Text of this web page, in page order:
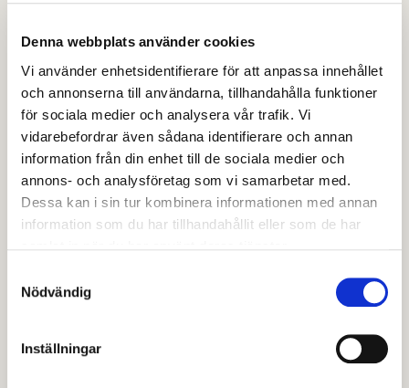
Denna webbplats använder cookies
Vi använder enhetsidentifierare för att anpassa innehållet
och annonserna till användarna, tillhandahålla funktioner
för sociala medier och analysera vår trafik. Vi
vidarebefordrar även sådana identifierare och annan
information från din enhet till de sociala medier och
annons- och analysföretag som vi samarbetar med.
Dessa kan i sin tur kombinera informationen med annan
information som du har tillhandahållit eller som de har
Nödvändig
Inställningar
På badhussidan finns en stor kulle byggd för lek och
pulkaåkning och en lekplats.